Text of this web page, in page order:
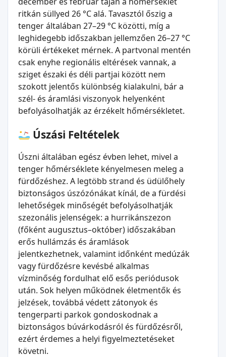
ritkán süllyed 26 °C alá. Tavasztól őszig a
tenger általában 27–29 °C közötti, míg a
leghidegebb időszakban jellemzően 26–27 °C
körüli értékeket mérnek. A partvonal mentén
csak enyhe regionális eltérések vannak, a
sziget északi és déli partjai között nem
szokott jelentős különbség kialakulni, bár a
szél- és áramlási viszonyok helyenként
befolyásolhatják az érzékelt hőmérsékletet.
Úszási Feltételek
Úszni általában egész évben lehet, mivel a
tenger hőmérséklete kényelmesen meleg a
fürdőzéshez. A legtöbb strand és üdülőhely
biztonságos úszózónákat kínál, de a fürdési
lehetőségek minőségét befolyásolhatják
szezonális jelenségek: a hurrikánszezon
(főként augusztus–október) időszakában
erős hullámzás és áramlások
jelentkezhetnek, valamint időnként medúzák
vagy fürdőzésre kevésbé alkalmas
vízminőség fordulhat elő esős periódusok
után. Sok helyen működnek életmentők és
jelzések, továbbá védett zátonyok és
tengerparti parkok gondoskodnak a
biztonságos búvárkodásról és fürdőzésről,
ezért érdemes a helyi figyelmeztetéseket
követni.